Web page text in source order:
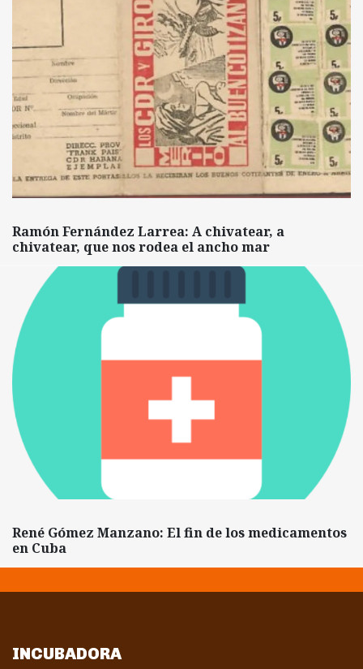
Ramón Fernández Larrea: A chivatear, a
chivatear, que nos rodea el ancho mar
René Gómez Manzano: El fin de los medicamentos
en Cuba
INCUBADORA